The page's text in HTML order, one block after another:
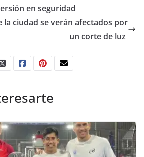
en seguridad
la ciudad se verán afectados por
un corte de luz